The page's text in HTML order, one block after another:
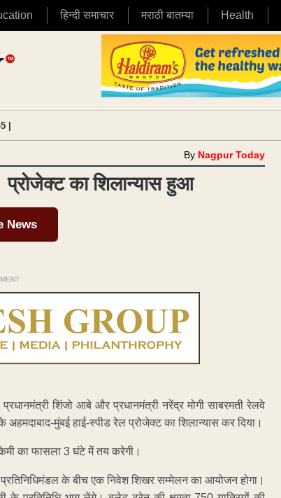
हिन्दी समाचार मराठी बातम्या Health
|
By Nagpur Today
का शिलान्यास ​हुआ
News
शिंजो आबे और प्रधानमंत्री नरेंद्र मोगी साबरमती रेलवे
मुंबई हाई-स्पीड रेल प्रोजेक्ट का शिलान्यास कर दिया।
का फासला 3 घंटे में तय करेगी।
प्रतिनिधिमंडल के बीच एक निवेश शिखर सम्मेलन का आयोजन होगा।